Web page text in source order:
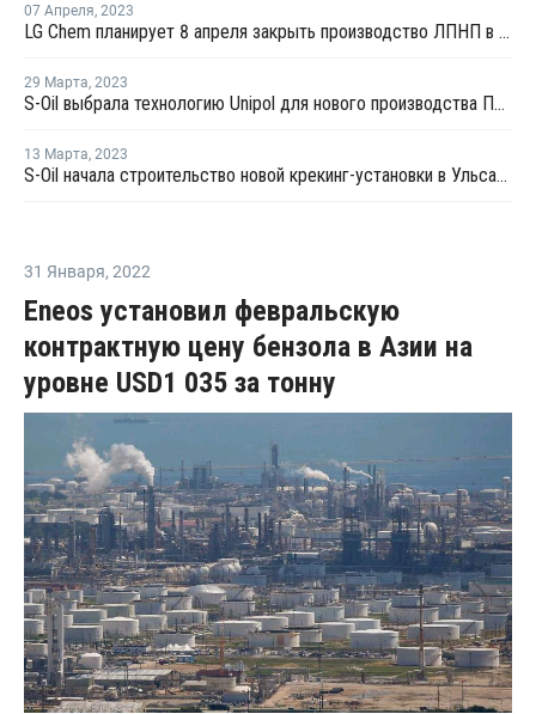
07 Апреля, 2023
LG Chem планирует 8 апреля закрыть производство ЛПНП в Даэсане
29 Марта, 2023
S-Oil выбрала технологию Unipol для нового производства ПЭ в Ульсане
13 Марта, 2023
S-Oil начала строительство новой крекинг-установки в Ульсане
31 Января, 2022
Eneos установил февральскую
контрактную цену бензола в Азии на
уровне USD1 035 за тонну